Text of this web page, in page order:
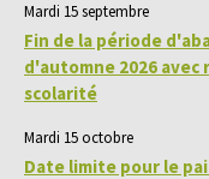
Mardi 15 septembre
Fin de la période
d'automne 2026
scolarité
Mardi 15 octobre
Date limite pour le